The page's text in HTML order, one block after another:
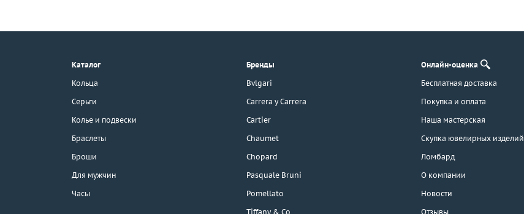
г. Москва, Тихвинский пер., д. 7,
3D-тур по шоуруму
Каталог
Кольца
Серьги
Колье и подвески
Браслеты
Броши
Для мужчин
Часы
Бренды
Bvlgari
Carrera y Carrera
Cartier
Chaumet
Chopard
Pasquale Bruni
Pomellato
Tiffany & Co
Онлайн-оценка
Бесплатная доставка
Покупка и оплата
Наша мастерская
Скупка ювелирных изделий
Ломбард
О компании
Новости
Отзывы